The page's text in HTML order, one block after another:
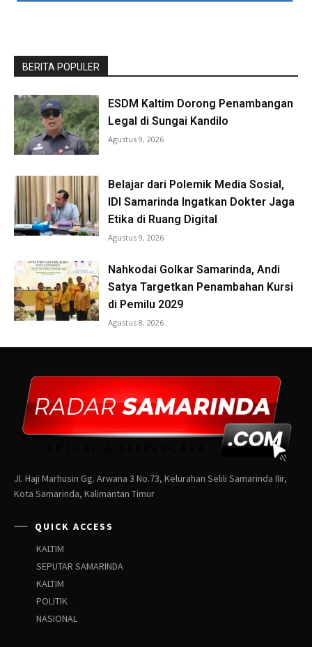
Jl. Haji Marhusin Gg. Arwana 3 No.73, Kelurahan Selili Samarinda Ilir,
Kota Samarinda, Kalimantan Timur
QUICK ACCESS
KALTIM
SEPUTAR SAMARINDA
KALTIM
POLITIK
NASIONAL